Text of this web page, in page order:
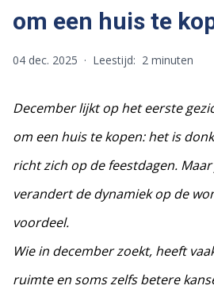
om een huis te
04 dec. 2025 · Leestijd: 2 minuten
December lijkt op het eerste
om een huis te kopen: het is
richt zich op de feestdagen.
verandert de dynamiek op de
voordeel.
Wie in december zoekt, heeft
ruimte en soms zelfs betere